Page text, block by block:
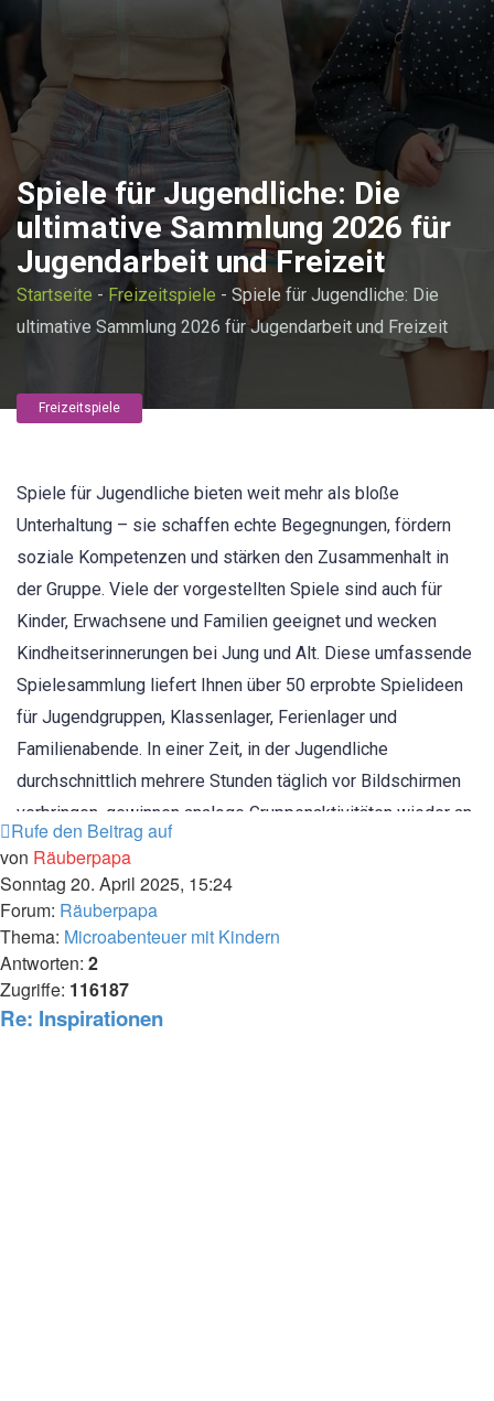
Rufe den Beitrag auf
von Räuberpapa
Sonntag 20. April 2025, 15:24
Forum: Räuberpapa
Thema: Microabenteuer mit Kindern
Antworten: 2
Zugriffe: 116187
Re: Inspirationen